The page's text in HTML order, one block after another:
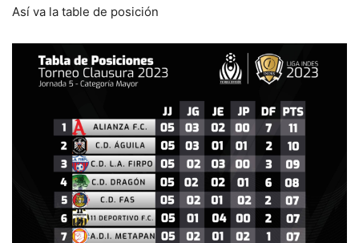
Así va la table de posición